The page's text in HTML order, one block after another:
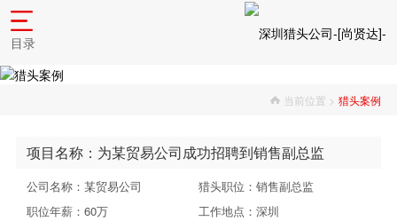
目录
当前位置 > 猎头案例
项目名称：为某贸易公司成功招聘到销售副总监
公司名称：某贸易公司
猎头职位：销售副总监
职位年薪：60万
工作地点：深圳